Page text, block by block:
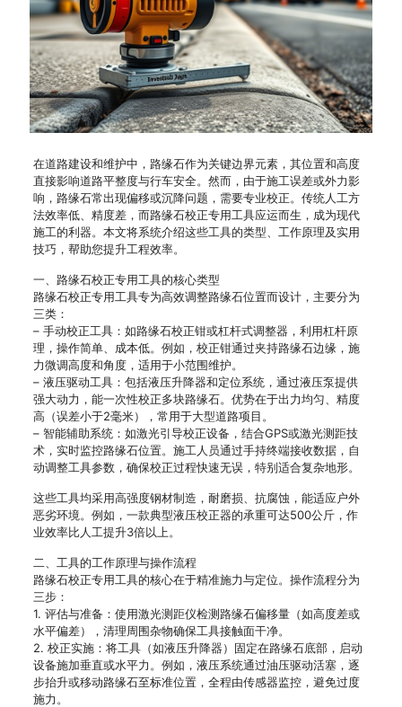
在道路建设和维护中，路缘石作为关键边界元素，其位置和高度
直接影响道路平整度与行车安全。然而，由于施工误差或外力影
响，路缘石常出现偏移或沉降问题，需要专业校正。传统人工方
法效率低、精度差，而路缘石校正专用工具应运而生，成为现代
施工的利器。本文将系统介绍这些工具的类型、工作原理及实用
技巧，帮助您提升工程效率。
一、路缘石校正专用工具的核心类型
路缘石校正专用工具专为高效调整路缘石位置而设计，主要分为
三类：
– 手动校正工具：如路缘石校正钳或杠杆式调整器，利用杠杆原
理，操作简单、成本低。例如，校正钳通过夹持路缘石边缘，施
力微调高度和角度，适用于小范围维护。
– 液压驱动工具：包括液压升降器和定位系统，通过液压泵提供
强大动力，能一次性校正多块路缘石。优势在于出力均匀、精度
高（误差小于2毫米），常用于大型道路项目。
– 智能辅助系统：如激光引导校正设备，结合GPS或激光测距技
术，实时监控路缘石位置。施工人员通过手持终端接收数据，自
动调整工具参数，确保校正过程快速无误，特别适合复杂地形。
这些工具均采用高强度钢材制造，耐磨损、抗腐蚀，能适应户外
恶劣环境。例如，一款典型液压校正器的承重可达500公斤，作
业效率比人工提升3倍以上。
二、工具的工作原理与操作流程
路缘石校正专用工具的核心在于精准施力与定位。操作流程分为
三步：
1. 评估与准备：使用激光测距仪检测路缘石偏移量（如高度差或
水平偏差），清理周围杂物确保工具接触面干净。
2. 校正实施：将工具（如液压升降器）固定在路缘石底部，启动
设备施加垂直或水平力。例如，液压系统通过油压驱动活塞，逐
步抬升或移动路缘石至标准位置，全程由传感器监控，避免过度
施力。